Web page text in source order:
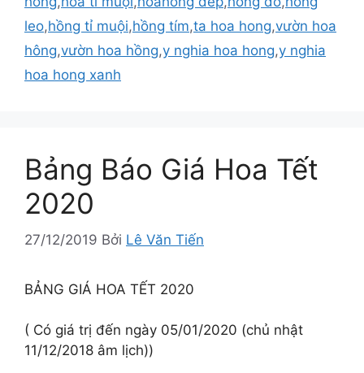
leo,hồng tỉ muội,hồng tím,ta hoa hong,vườn hoa
hông,vườn hoa hồng,y nghia hoa hong,y nghia
hoa hong xanh
Bảng Báo Giá Hoa Tết
2020
27/12/2019 Bởi Lê Văn Tiến
BẢNG GIÁ HOA TẾT 2020
( Có giá trị đến ngày 05/01/2020 (chủ nhật
11/12/2018 âm lịch))